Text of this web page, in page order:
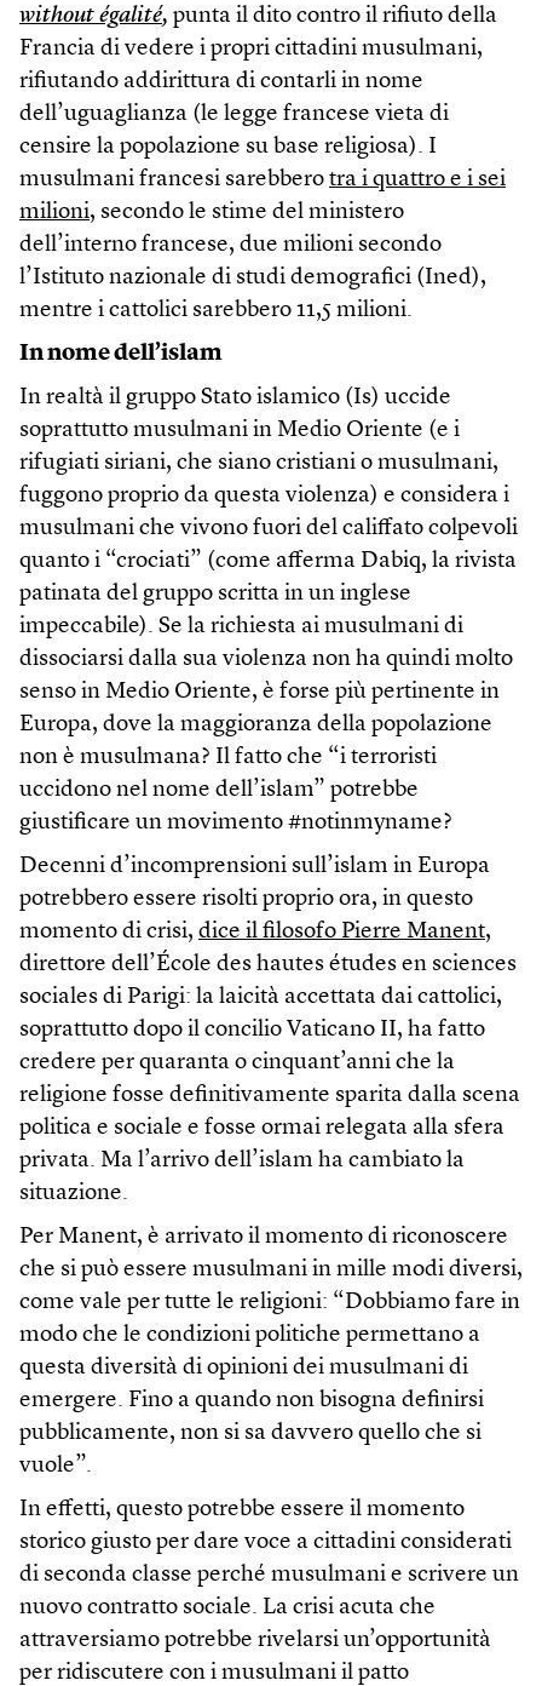
without égalité, punta il dito contro il rifiuto della
Francia di vedere i propri cittadini musulmani,
rifiutando addirittura di contarli in nome
dell’uguaglianza (le legge francese vieta di
censire la popolazione su base religiosa). I
musulmani francesi sarebbero tra i quattro e i sei
milioni, secondo le stime del ministero
dell’interno francese, due milioni secondo
l’Istituto nazionale di studi demografici (Ined),
mentre i cattolici sarebbero 11,5 milioni.
In nome dell’islam
In realtà il gruppo Stato islamico (Is) uccide
soprattutto musulmani in Medio Oriente (e i
rifugiati siriani, che siano cristiani o musulmani,
fuggono proprio da questa violenza) e considera i
musulmani che vivono fuori del califfato colpevoli
quanto i “crociati” (come afferma Dabiq, la rivista
patinata del gruppo scritta in un inglese
impeccabile). Se la richiesta ai musulmani di
dissociarsi dalla sua violenza non ha quindi molto
senso in Medio Oriente, è forse più pertinente in
Europa, dove la maggioranza della popolazione
non è musulmana? Il fatto che “i terroristi
uccidono nel nome dell’islam” potrebbe
giustificare un movimento #notinmyname?
Decenni d’incomprensioni sull’islam in Europa
potrebbero essere risolti proprio ora, in questo
momento di crisi, dice il filosofo Pierre Manent,
direttore dell’École des hautes études en sciences
sociales di Parigi: la laicità accettata dai cattolici,
soprattutto dopo il concilio Vaticano II, ha fatto
credere per quaranta o cinquant’anni che la
religione fosse definitivamente sparita dalla scena
politica e sociale e fosse ormai relegata alla sfera
privata. Ma l’arrivo dell’islam ha cambiato la
situazione.
Per Manent, è arrivato il momento di riconoscere
che si può essere musulmani in mille modi diversi,
come vale per tutte le religioni: “Dobbiamo fare in
modo che le condizioni politiche permettano a
questa diversità di opinioni dei musulmani di
emergere. Fino a quando non bisogna definirsi
pubblicamente, non si sa davvero quello che si
vuole”.
In effetti, questo potrebbe essere il momento
storico giusto per dare voce a cittadini considerati
di seconda classe perché musulmani e scrivere un
nuovo contratto sociale. La crisi acuta che
attraversiamo potrebbe rivelarsi un’opportunità
per ridiscutere con i musulmani il patto